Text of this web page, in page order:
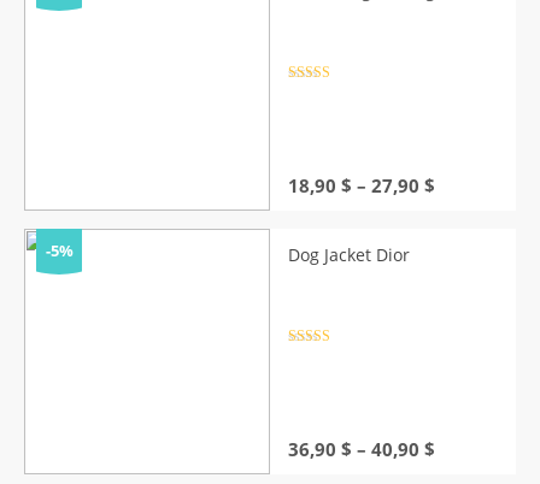
18,90 $ – 27,90 $
-5% Dog Jacket Dior
36,90 $ – 40,90 $